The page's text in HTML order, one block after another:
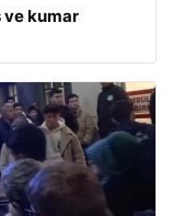
ve kumar